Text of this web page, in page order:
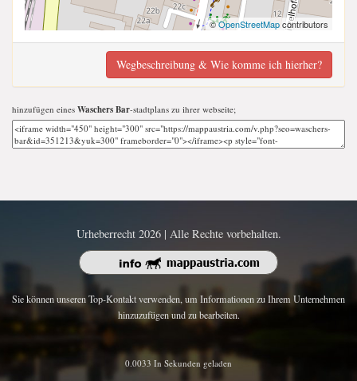
©OpenStreetMapcontributors
Wegbeschreibung & Wie komme ich hierher?
hinzufügen eines Waschers Bar-stadtplans zu ihrer webseite;
Urheberrecht 2026 | Alle Rechte vorbehalten.
Sie können unseren Top-Kontakt verwenden, um Informationen zu Ihrem Unternehmen
hinzuzufügen und zu bearbeiten.
0.0033 In Sekunden geladen